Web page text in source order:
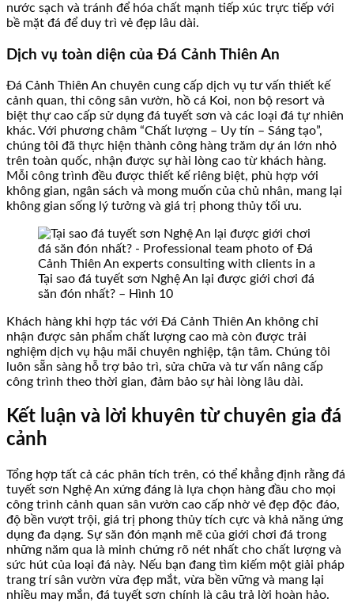
nước sạch và tránh để hóa chất mạnh tiếp xúc trực tiếp với
bề mặt đá để duy trì vẻ đẹp lâu dài.
Dịch vụ toàn diện của Đá Cảnh Thiên An
Đá Cảnh Thiên An chuyên cung cấp dịch vụ tư vấn thiết kế
cảnh quan, thi công sân vườn, hồ cá Koi, non bộ resort và
biệt thự cao cấp sử dụng đá tuyết sơn và các loại đá tự nhiên
khác. Với phương châm “Chất lượng – Uy tín – Sáng tạo”,
chúng tôi đã thực hiện thành công hàng trăm dự án lớn nhỏ
trên toàn quốc, nhận được sự hài lòng cao từ khách hàng.
Mỗi công trình đều được thiết kế riêng biệt, phù hợp với
không gian, ngân sách và mong muốn của chủ nhân, mang lại
không gian sống lý tưởng và giá trị phong thủy tối ưu.
Tại sao đá tuyết sơn Nghệ An lại được giới chơi đá
săn đón nhất? – Hình 10
Khách hàng khi hợp tác với Đá Cảnh Thiên An không chỉ
nhận được sản phẩm chất lượng cao mà còn được trải
nghiệm dịch vụ hậu mãi chuyên nghiệp, tận tâm. Chúng tôi
luôn sẵn sàng hỗ trợ bảo trì, sửa chữa và tư vấn nâng cấp
công trình theo thời gian, đảm bảo sự hài lòng lâu dài.
Kết luận và lời khuyên từ chuyên gia đá
cảnh
Tổng hợp tất cả các phân tích trên, có thể khẳng định rằng đá
tuyết sơn Nghệ An xứng đáng là lựa chọn hàng đầu cho mọi
công trình cảnh quan sân vườn cao cấp nhờ vẻ đẹp độc đáo,
độ bền vượt trội, giá trị phong thủy tích cực và khả năng ứng
dụng đa dạng. Sự săn đón mạnh mẽ của giới chơi đá trong
những năm qua là minh chứng rõ nét nhất cho chất lượng và
sức hút của loại đá này. Nếu bạn đang tìm kiếm một giải pháp
trang trí sân vườn vừa đẹp mắt, vừa bền vững và mang lại
nhiều may mắn, đá tuyết sơn chính là câu trả lời hoàn hảo.